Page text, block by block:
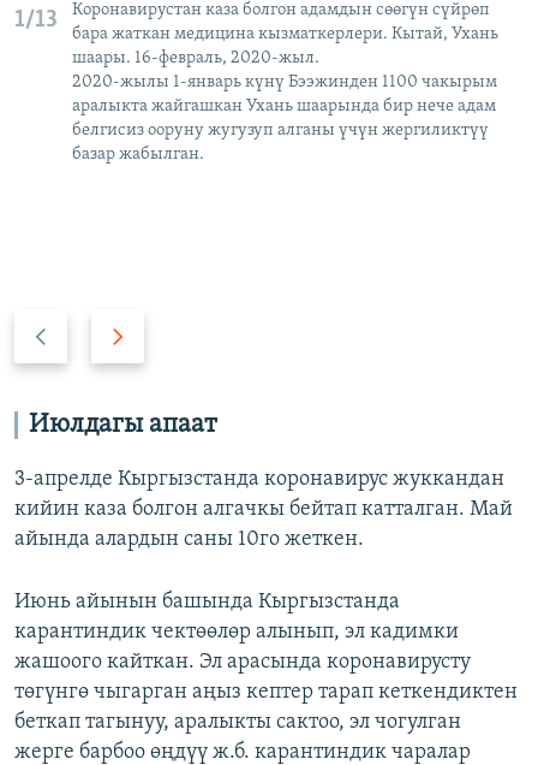
1/13
Коронавирустан каза болгон адамдын сөөгүн сүйрөп
бара жаткан медицина кызматкерлери. Кытай, Ухань
шаары. 16-февраль, 2020-жыл.
2020-жылы 1-январь күнү Бээжинден 1100 чакырым
аралыкта жайгашкан Ухань шаарында бир нече адам
белгисиз ооруну жугузуп алганы үчүн жергиликтүү
базар жабылган.
к
а
ы
г
а
Июлдагы апаат
3-апрелде Кыргызстанда коронавирус жуккандан
кийин каза болгон алгачкы бейтап катталган. Май
айында алардын саны 10го жеткен.
Июнь айынын башында Кыргызстанда
карантиндик чектөөлөр алынып, эл кадимки
жашоого кайткан. Эл арасында коронавирусту
төгүнгө чыгарган аңыз кептер тарап кеткендиктен
беткап тагынуу, аралыкты сактоо, эл чогулган
жерге барбоо өңдүү ж.б. карантиндик чаралар